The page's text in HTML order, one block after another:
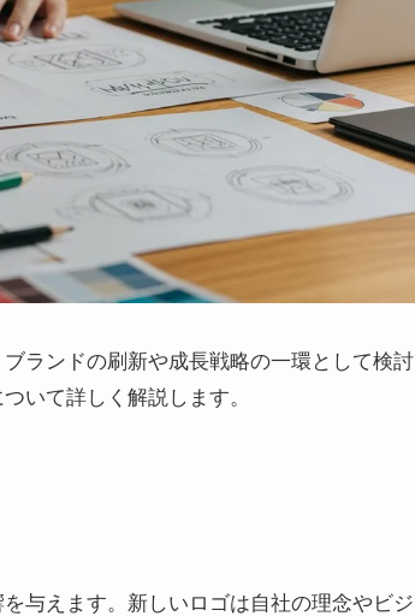
ランドの刷新や成長戦略の一環として検討
いて詳しく解説します。
与えます。新しいロゴは自社の理念やビジ